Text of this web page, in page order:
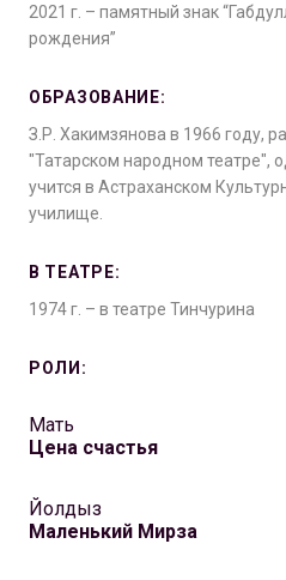
2021 г. – памятный знак
рождения”
ОБРАЗОВАНИЕ:
З.Р. Хакимзянова в 1966 году,
"Татарском народном театре",
учится в Астраханском
училище.
В ТЕАТРЕ:
1974 г. – в театре Тинчурина
РОЛИ:
Мать
Цена счастья
Йолдыз
Маленький Мирза